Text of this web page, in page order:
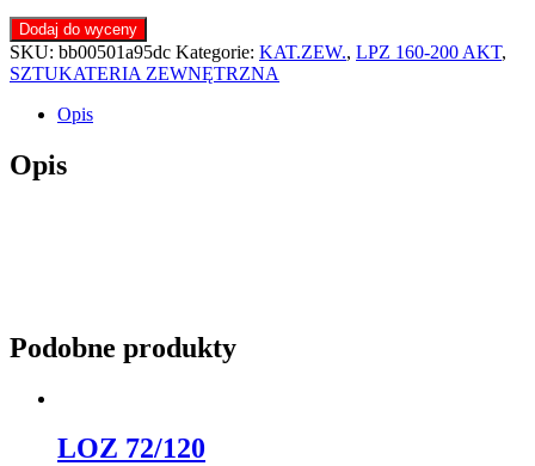
Dodaj do wyceny
SKU: bb00501a95dc Kategorie: KAT.ZEW., LPZ 160-200 AKT,
SZTUKATERIA ZEWNĘTRZNA
Opis
Opis
Podobne produkty
LOZ 72/120